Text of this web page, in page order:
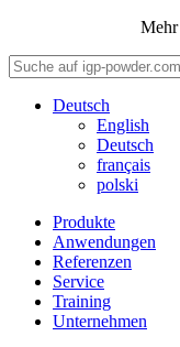
Mehr
Deutsch
English
Deutsch
français
polski
Produkte
Anwendungen
Referenzen
Service
Training
Unternehmen